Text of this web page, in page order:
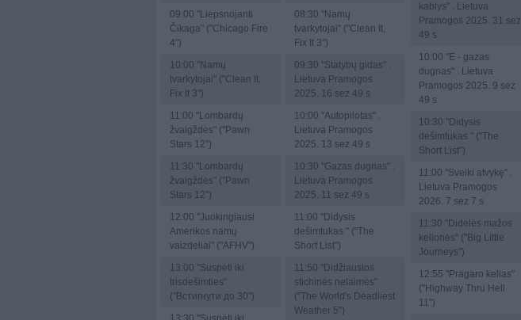
09:00 "Liepsnojanti
Čikaga" ("Chicago Fire
4")
10:00 "Namų
tvarkytojai" ("Clean It,
Fix It 3")
11:00 "Lombardų
žvaigždės" ("Pawn
Stars 12")
11:30 "Lombardų
žvaigždės" ("Pawn
Stars 12")
12:00 "Juokingiausi
Amerikos namų
vaizdeliai" ("AFHV")
13:00 "Suspėti iki
trisdešimties"
("Встигнути до 30")
08:30 "Namų
tvarkytojai" ("Clean It,
Fix It 3")
09:30 "Statybų gidas" .
Lietuva Pramogos
2025. 16 sez 49 s
10:00 "Autopilotas" .
Lietuva Pramogos
2025. 13 sez 49 s
10:30 "Gazas dugnas" .
Lietuva Pramogos
2025. 11 sez 49 s
11:00 "Didysis
dešimtukas " ("The
Short List")
11:50 "Didžiausios
stichinės nelaimės"
("The World's Deadliest
Weather 5")
kablys" . Lietuva
Pramogos 2025. 31 sez
49 s
10:00 "E - gazas
dugnas" . Lietuva
Pramogos 2025. 9 sez
49 s
10:30 "Didysis
dešimtukas " ("The
Short List")
11:00 "Sveiki atvykę" .
Lietuva Pramogos
2026. 7 sez 7 s
11:30 "Didelės mažos
kelionės" ("Big Little
Journeys")
12:55 "Pragaro kelias"
("Highway Thru Hell
11")